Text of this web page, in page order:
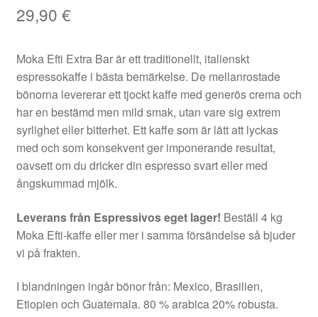
29,90 €
Moka Efti Extra Bar är ett traditionellt, italienskt
espressokaffe i bästa bemärkelse. De mellanrostade
bönorna levererar ett tjockt kaffe med generös crema och
har en bestämd men mild smak, utan vare sig extrem
syrlighet eller bitterhet. Ett kaffe som är lätt att lyckas
med och som konsekvent ger imponerande resultat,
oavsett om du dricker din espresso svart eller med
ångskummad mjölk.
Leverans från Espressivos eget lager! Beställ 4 kg
Moka Efti-kaffe eller mer i samma försändelse så bjuder
vi på frakten.
I blandningen ingår bönor från: Mexico, Brasilien,
Etiopien och Guatemala. 80 % arabica 20% robusta.